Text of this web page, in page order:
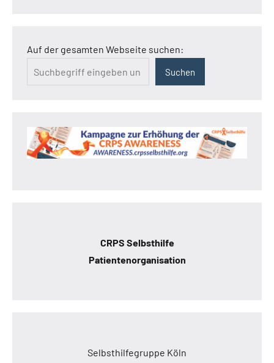
Auf der gesamten Webseite suchen:
Suchen
CRPS Selbsthilfe
Patientenorganisation
Selbsthilfegruppe Köln